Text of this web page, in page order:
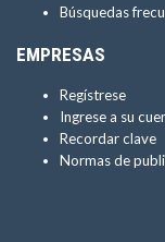
Búsquedas
EMPRESAS
Regístrese
Ingrese a su
Recordar clave
Normas de